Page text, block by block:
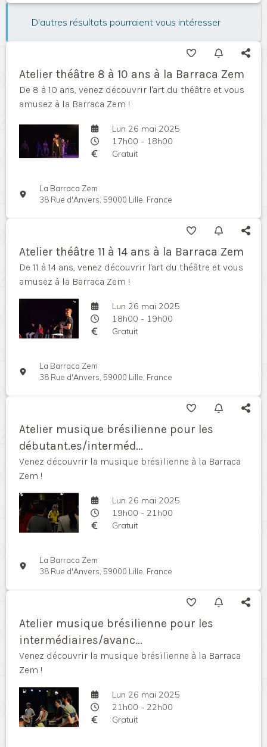
D'autres résultats pourraient vous intéresser
Atelier théâtre 8 à 10 ans à la Barraca Zem
De 8 à 10 ans, venez découvrir l'art du théâtre et vous
amusez à la Barraca Zem !
Lun 26 mai 2025
17h00 - 18h00
Gratuit
La Barraca Zem
38 Rue d'Anvers, 59000 Lille, France
Atelier théâtre 11 à 14 ans à la Barraca Zem
De 11 à 14 ans, venez découvrir l'art du théâtre et vous
amusez à la Barraca Zem !
Lun 26 mai 2025
18h00 - 19h00
Gratuit
La Barraca Zem
38 Rue d'Anvers, 59000 Lille, France
Atelier musique brésilienne pour les
débutant.es/interméd...
Venez découvrir la musique brésilienne à la Barraca
Zem !
Lun 26 mai 2025
19h00 - 21h00
Gratuit
La Barraca Zem
38 Rue d'Anvers, 59000 Lille, France
Atelier musique brésilienne pour les
intermédiaires/avanc...
Venez découvrir la musique brésilienne à la Barraca
Zem !
Lun 26 mai 2025
21h00 - 22h00
Gratuit